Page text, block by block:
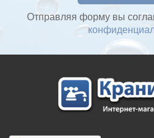
Отправляя форму вы